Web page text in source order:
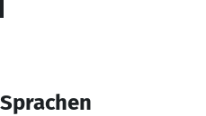
Sprachen